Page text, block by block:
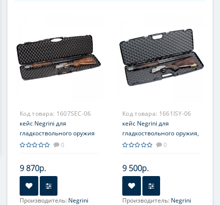
Код товара: 1607SEC-06
кейс Negrini для
гладкоствольного оружия
и п/автоматов, длина
0
9 870р.
Производитель: Negrini
Код товара: 1661ISY-06
кейс Negrini для
гладкоствольного оружия,
длина ствола до 780 мм,
0
9 500р.
Производитель: Negrini